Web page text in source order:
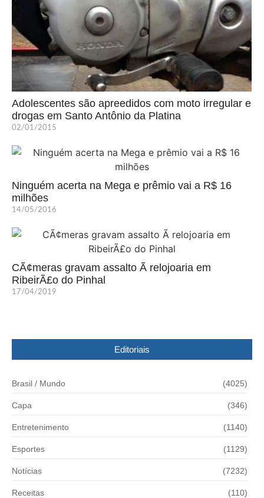
Adolescentes são apreedidos com moto irregular e
drogas em Santo Antônio da Platina
02/01/2015
Ninguém acerta na Mega e prêmio vai a R$ 16
milhões
14/05/2016
CÃ¢meras gravam assalto Ã relojoaria em
RibeirÃ£o do Pinhal
17/04/2019
Editoriais
Brasil / Mundo (4025)
Capa (346)
Entretenimento (1140)
Esportes (1129)
Notícias (7232)
Receitas (110)